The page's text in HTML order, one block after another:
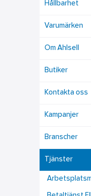
Hållbarhet
Varumärken
Om Ahlsell
Butiker
Kontakta oss
Kampanjer
Branscher
Tjänster